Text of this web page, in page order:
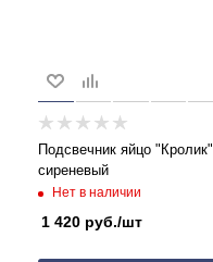
Подсвечник яйцо "Кролик"
сиреневый
Нет в наличии
1 420 руб./шт